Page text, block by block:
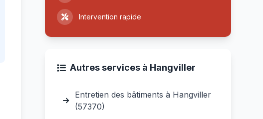
Intervention rapide
Autres services à Hangviller
Entretien des bâtiments à Hangviller
(57370)